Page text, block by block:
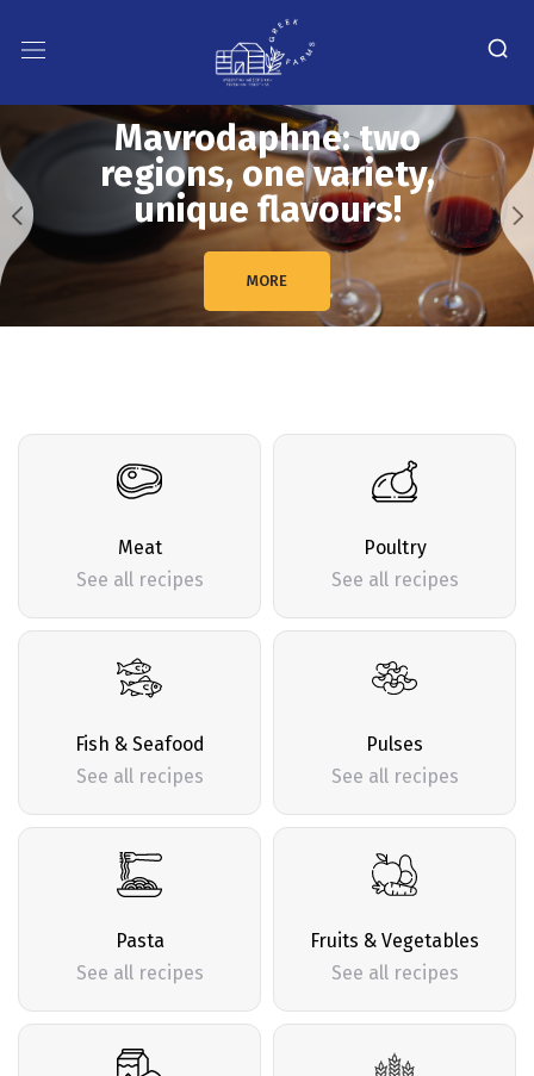
Mavrodaphne: two
regions, one variety,
unique flavours!
MORE
Meat
See all recipes
Poultry
See all recipes
Fish & Seafood
See all recipes
Pulses
See all recipes
Pasta
See all recipes
Fruits & Vegetables
See all recipes